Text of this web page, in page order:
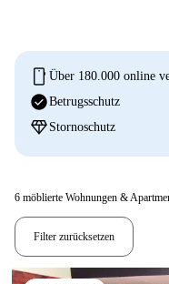
mobile Über 180.000 online
check_circleBetrugsschutz
diamond Stornoschutz
6 möblierte Wohnungen &
Filter zurücksetzen